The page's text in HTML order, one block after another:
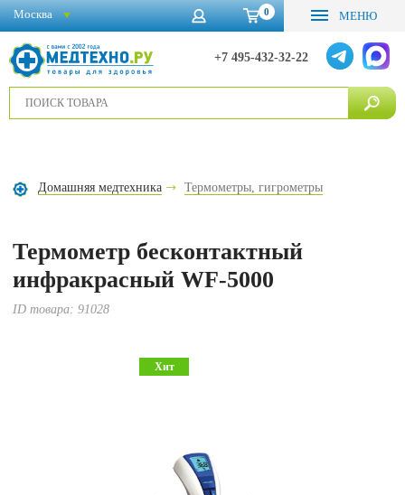
0 МЕНЮ
+7 495-432-32-22
Москва
Домашняя медтехника Термометры, гигрометры
Термометр бесконтактный
инфракрасный WF-5000
ID товара:91028
Хит